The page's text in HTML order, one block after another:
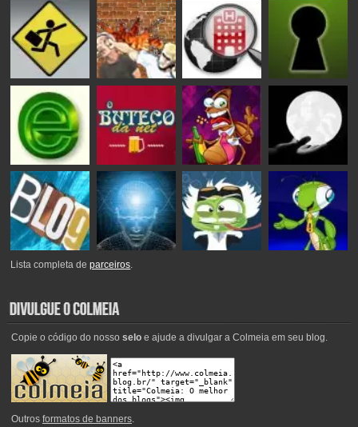
Lista completa deparceiros.
Copie o código do nosso seloe ajude a divulgar a Colmeia em seu blog.
Outros formatos de banners.